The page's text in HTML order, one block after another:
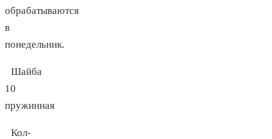
обрабатываются
в
понедельник.
Шайба
10
пружинная
Кол-